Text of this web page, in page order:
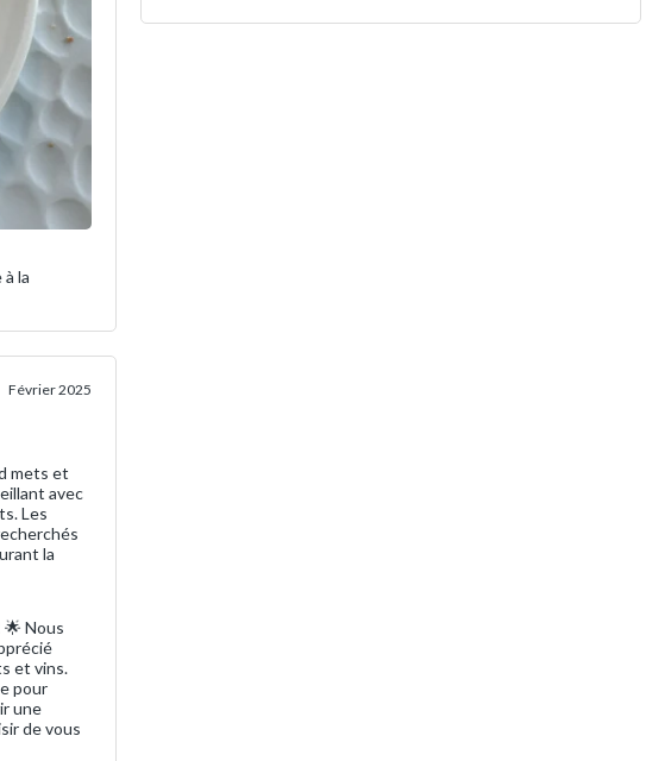
la
Février 2025
mets et
avec
Les
la
Nous
et vins.
pour
une
de vous